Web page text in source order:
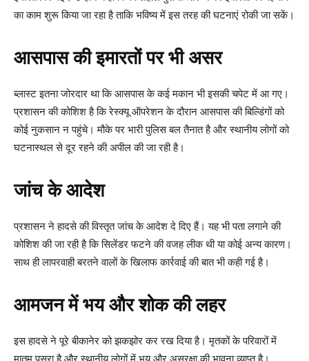
का काम शुरू किया जा रहा है ताकि भविष्य में इस तरह की घटनाएं रोकी जा सकें।
आसपास की इमारतों पर भी असर
ब्लास्ट इतना जोरदार था कि आसपास के कई मकान भी इसकी चपेट में आ गए।
प्रशासन की कोशिश है कि रेस्क्यू ऑपरेशन के दौरान आसपास की बिल्डिंगों को
कोई नुकसान न पहुंचे। मौके पर भारी पुलिस बल तैनात है और स्थानीय लोगों को
घटनास्थल से दूर रहने की अपील की जा रही है।
जांच के आदेश
प्रशासन ने हादसे की विस्तृत जांच के आदेश दे दिए हैं। यह भी पता लगाने की
कोशिश की जा रही है कि सिलेंडर फटने की वजह लीक थी या कोई अन्य कारण।
साथ ही लापरवाही बरतने वालों के खिलाफ कार्रवाई की बात भी कही गई है।
आमजन में भय और शोक की लहर
इस हादसे ने पूरे बीकानेर को झकझोर कर रख दिया है। मृतकों के परिवारों में